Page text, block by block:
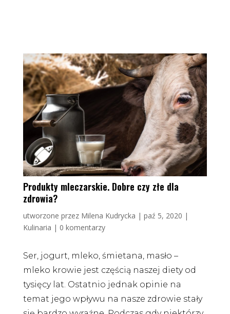
Produkty mleczarskie. Dobre czy złe dla
zdrowia?
utworzone przez Milena Kudrycka | paź 5, 2020 |
Kulinaria | 0 komentarzy
Ser, jogurt, mleko, śmietana, masło –
mleko krowie jest częścią naszej diety od
tysięcy lat. Ostatnio jednak opinie na
temat jego wpływu na nasze zdrowie stały